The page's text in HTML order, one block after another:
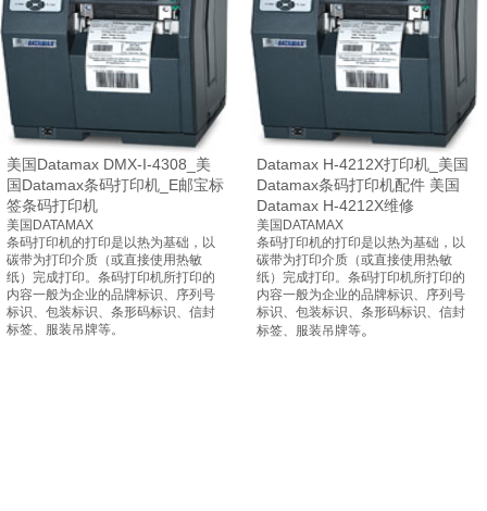
美国Datamax DMX-I-4308_美
国Datamax条码打印机_E邮宝标
签条码打印机
美国DATAMAX
条码打印机的打印是以热为基础，以
碳带为打印介质（或直接使用热敏
纸）完成打印。条码打印机所打印的
内容一般为企业的品牌标识、序列号
标识、包装标识、 条形码标识、信封
标签、服装吊牌等。
Datamax H-4212X打印机_美国
Datamax条码打印机配件 美国
Datamax H-4212X维修
美国DATAMAX
条码打印机的打印是以热为基础，以
碳带为打印介质（或直接使用热敏
纸）完成打印。条码打印机所打印的
内容一般为企业的品牌标识、序列号
标识、包装标识、 条形码标识、信封
标签、服装吊牌等。